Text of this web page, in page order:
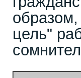
цель"